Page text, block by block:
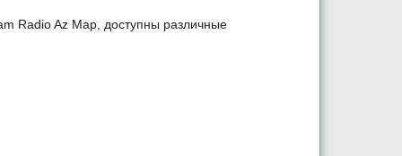
Radio Az Map, доступны различные